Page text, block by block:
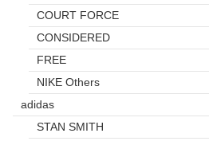
COURT FORCE
CONSIDERED
FREE
NIKE Others
adidas
STAN SMITH